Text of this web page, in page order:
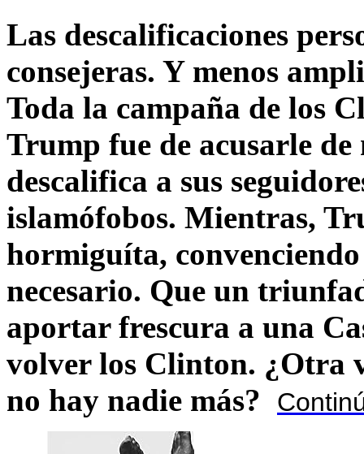
Las descalificaciones
consejeras. Y menos
Toda la campaña de los
Trump fue de acusarle
descalifica a sus
islamófobos. Mientras,
hormiguíta,
necesario. Que un
aportar frescura a una
volver los Clinton. ¿Otra
no hay nadie más?